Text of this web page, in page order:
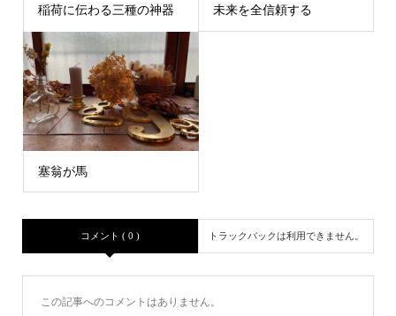
稲荷に伝わる三種の神器 未来を全信頼する
塞翁が馬
コメント ( 0 ) トラックバックは利用できません。
この記事へのコメントはありません。